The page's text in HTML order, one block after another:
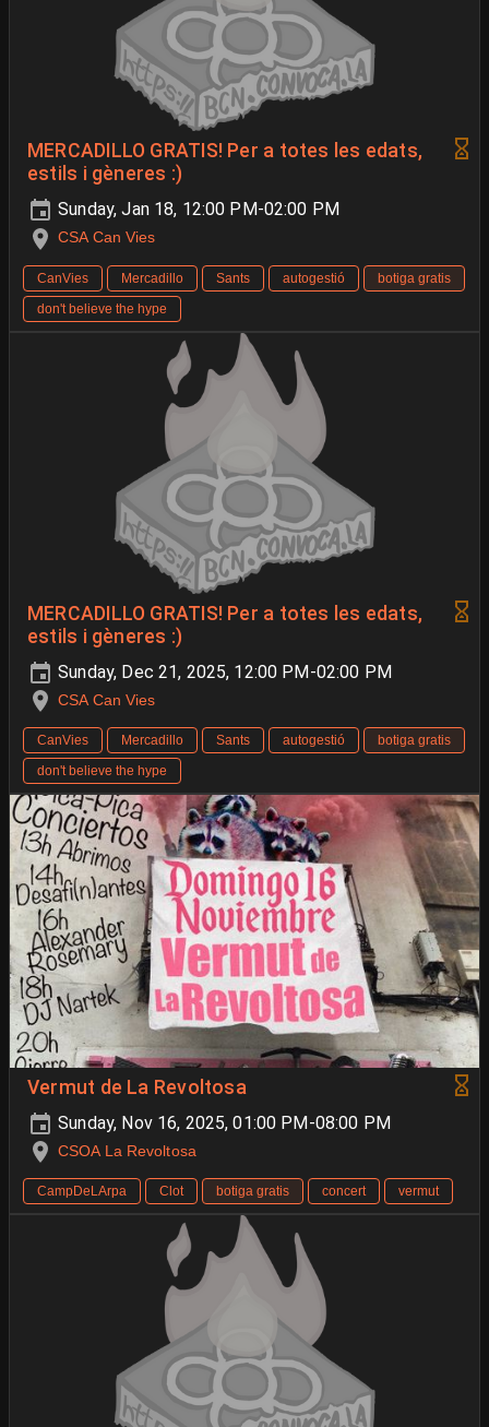
MERCADILLO GRATIS! Per a totes les edats,
estils i gèneres :)
Sunday, Jan 18, 12:00 PM-02:00 PM
CSA Can Vies
CanVies Mercadillo Sants autogestió
botiga gratis
don't believe the hype
MERCADILLO GRATIS! Per a totes les edats,
estils i gèneres :)
Sunday, Dec 21, 2025, 12:00 PM-02:00 PM
CSA Can Vies
CanVies Mercadillo Sants autogestió
botiga gratis
don't believe the hype
Vermut de La Revoltosa
Sunday, Nov 16, 2025, 01:00 PM-08:00 PM
CSOA La Revoltosa
CampDeLArpa Clot botiga gratis concert vermut